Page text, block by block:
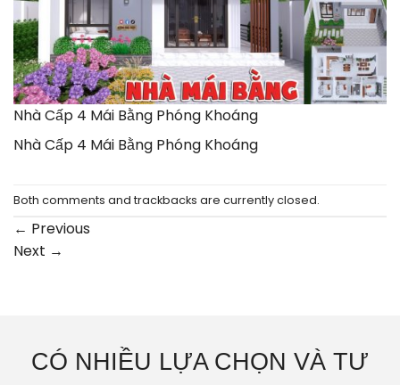
Nhà Cấp 4 Mái Bằng Phóng Khoáng
Nhà Cấp 4 Mái Bằng Phóng Khoáng
Both comments and trackbacks are currently closed.
← Previous
Next →
CÓ NHIỀU LỰA CHỌN VÀ TƯ